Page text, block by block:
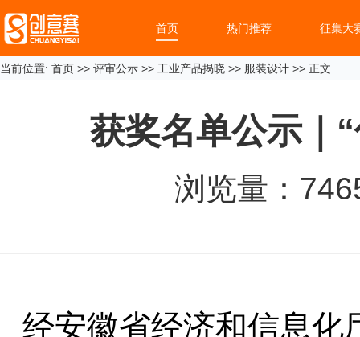
首页 热门推荐 征集大
当前位置: 首页 >> 评审公示 >> 工业产品揭晓 >> 服装设计 >> 正文
获奖名单公示｜
浏览量：
经安徽省经济和信息化